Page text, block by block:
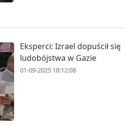
Eksperci: Izrael dopuścił się
ludobójstwa w Gazie
01-09-2025 18:12:08